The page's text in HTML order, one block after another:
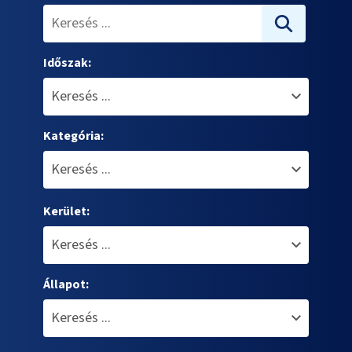
Időszak:
Kategória:
Kerület:
Állapot: